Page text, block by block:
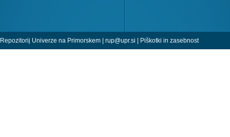
Repozitorij Univerze na Primorskem | rup@upr.si | Piškotki in zasebnost